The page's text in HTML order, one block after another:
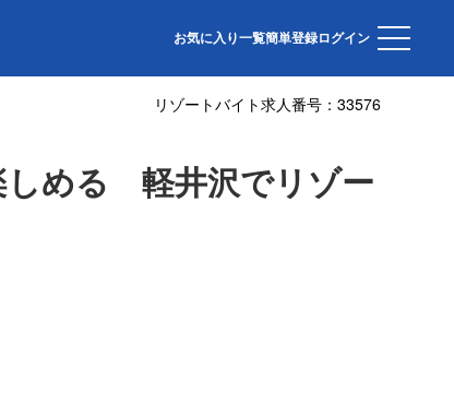
お気に入り一覧簡単登録ログイン
リゾートバイト求人番号： 33576
しめる 軽井沢でリゾー